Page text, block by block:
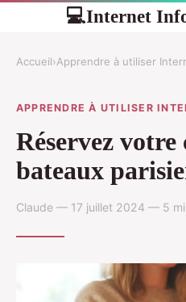
💻Internet
Accueil›Apprendre à utiliser
APPRENDRE À UTILISER
Réservez votre
bateaux
Claude — 17 juillet 2024 — 5